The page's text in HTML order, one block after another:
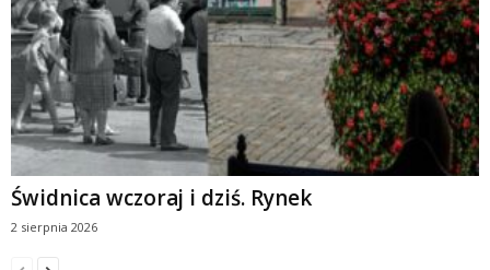
Świdnica wczoraj i dziś. Rynek
2 sierpnia 2026